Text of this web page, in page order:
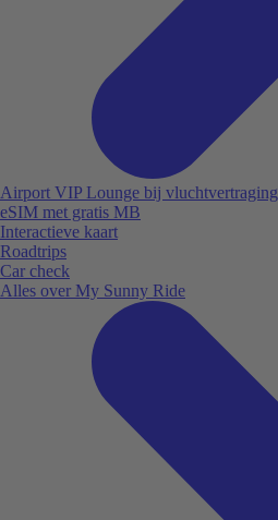
Airport VIP Lounge bij vluchtvertraging
eSIM met gratis MB
Interactieve kaart
Roadtrips
Car check
Alles over My Sunny Ride